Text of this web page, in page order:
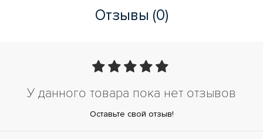
Отзывы (0)
У данного товара пока нет отзывов
Оставьте свой отзыв!